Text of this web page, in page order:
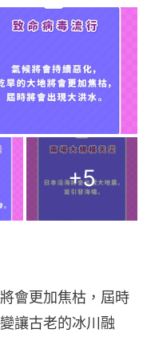
+5
會更加焦枯，屆時
讓古老的冰川融